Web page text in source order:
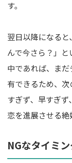
す。
翌日以降になる
んで今さら？」
中であれば、ま
有できるため、
すぎず、早すぎず
恋を進展させる絶
NGなタイミ